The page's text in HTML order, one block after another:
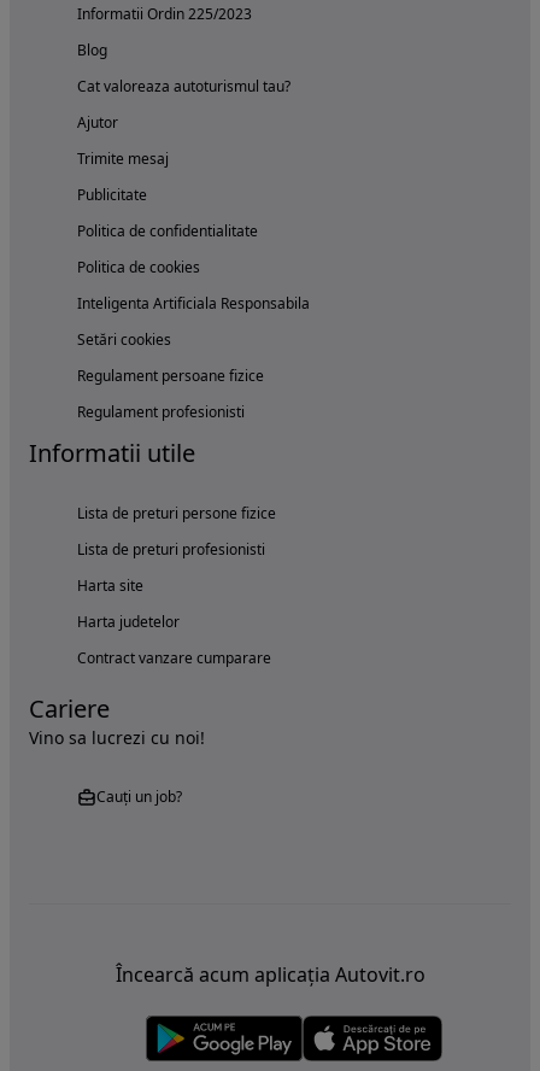
Informatii Ordin 225/2023
Blog
Cat valoreaza autoturismul tau?
Ajutor
Trimite mesaj
Publicitate
Politica de confidentialitate
Politica de cookies
Inteligenta Artificiala Responsabila
Setări cookies
Regulament persoane fizice
Regulament profesionisti
Informatii utile
Lista de preturi persone fizice
Lista de preturi profesionisti
Harta site
Harta judetelor
Contract vanzare cumparare
Cariere
Vino sa lucrezi cu noi!
Cauți un job?
Încearcă acum aplicația Autovit.ro